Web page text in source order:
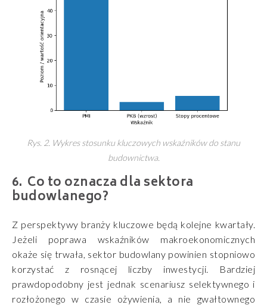
Rys. 2. Wykres stosunku kluczowych wskaźników do stanu
budownictwa.
Co to oznacza dla sektora
budowlanego?
Z perspektywy branży kluczowe będą kolejne kwartały.
Jeżeli poprawa wskaźników makroekonomicznych
okaże się trwała, sektor budowlany powinien stopniowo
korzystać z rosnącej liczby inwestycji. Bardziej
prawdopodobny jest jednak scenariusz selektywnego i
rozłożonego w czasie ożywienia, a nie gwałtownego